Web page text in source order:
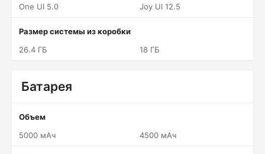
One UI 5.0
Joy UI 12.5
Размер системы из коробки
26.4 ГБ
18 ГБ
Батарея
Объем
5000 мАч
4500 мАч